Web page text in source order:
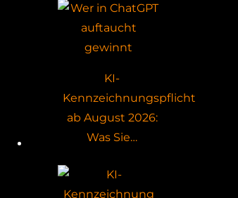
KI-
Kennzeichnungspflicht
ab August 2026:
Was Sie…